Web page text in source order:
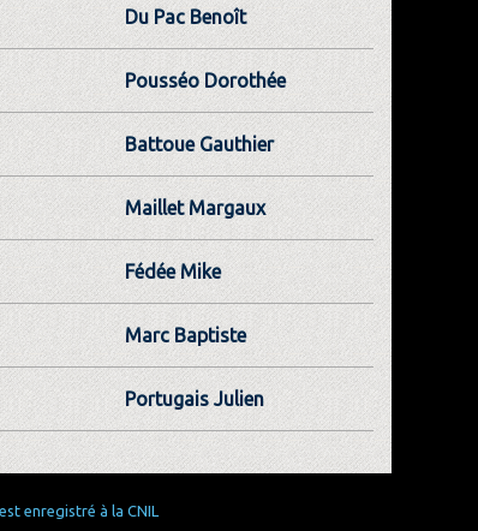
Du Pac Benoît
Pousséo Dorothée
Battoue Gauthier
Maillet Margaux
Fédée Mike
Marc Baptiste
Portugais Julien
enregistré à la CNIL